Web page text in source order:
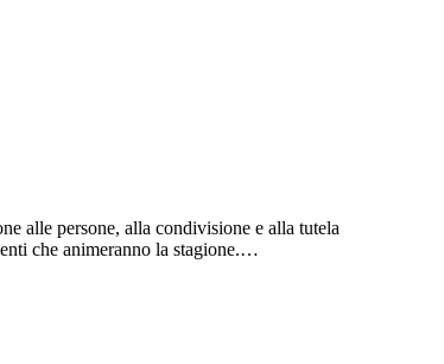
alle persone, alla condivisione e alla tutela
che animeranno la stagione.…